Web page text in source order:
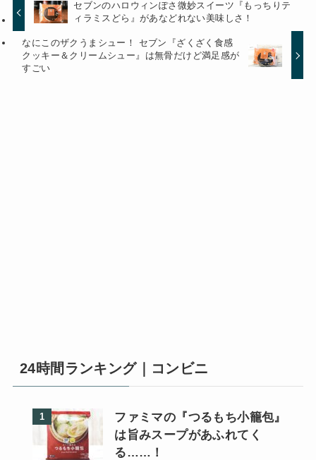
セブンのハロウィンぽさ微妙スイーツ『もっちりテ
ィラミスどら』があなどれない美味しさ！
なにこのザクうまシュー！ セブン『ざくざく食感
クッキー＆クリームシュー』は無骨だけど満足感が
すごい
24時間ランキング｜コンビニ
ファミマの『つるもち小籠包』
は旨みスープがあふれてく
る……！